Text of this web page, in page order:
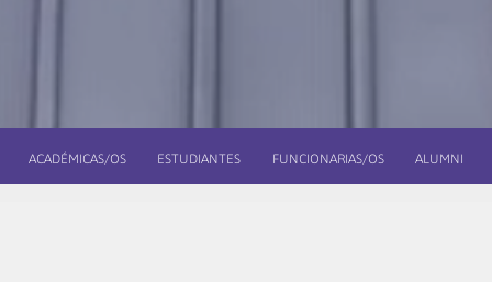
ACADÉMICAS/OS ESTUDIANTES FUNCIONARIAS/OS ALUMNI